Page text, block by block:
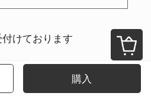
購入
けております
い方法について